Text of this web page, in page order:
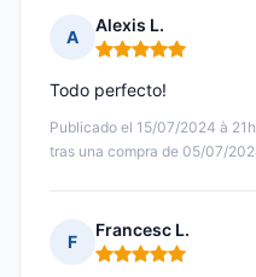
A
Alexis L.
Nota: 5 de 5
Publicado el 15/07/2024 à
tras una compra de 05/07/
Todo perfecto!
F
Francesc L.
Nota: 5 de 5